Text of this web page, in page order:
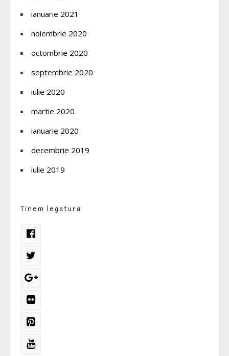
ianuarie 2021
noiembrie 2020
octombrie 2020
septembrie 2020
iulie 2020
martie 2020
ianuarie 2020
decembrie 2019
iulie 2019
Tinem legatura